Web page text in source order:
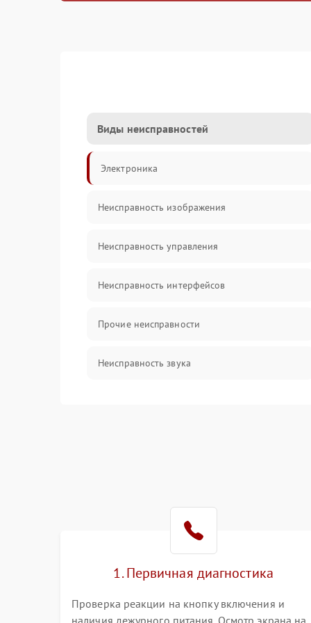
Виды неисправностей
Электроника
Неисправность изображения
Неисправность управления
Неисправность интерфейсов
Прочие неисправности
Неисправность звука
1. Первичная диагностика
Проверка реакции на кнопку включения и
наличия дежурного питания. Осмотр экрана на